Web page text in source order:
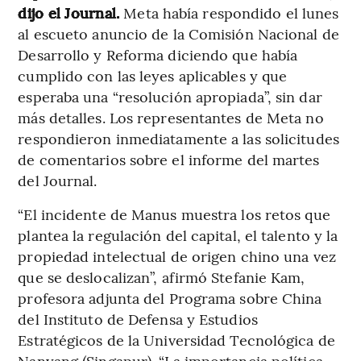
dijo el Journal. Meta había respondido el lunes
al escueto anuncio de la Comisión Nacional de
Desarrollo y Reforma diciendo que había
cumplido con las leyes aplicables y que
esperaba una “resolución apropiada”, sin dar
más detalles. Los representantes de Meta no
respondieron inmediatamente a las solicitudes
de comentarios sobre el informe del martes
del Journal.
“El incidente de Manus muestra los retos que
plantea la regulación del capital, el talento y la
propiedad intelectual de origen chino una vez
que se deslocalizan”, afirmó Stefanie Kam,
profesora adjunta del Programa sobre China
del Instituto de Defensa y Estudios
Estratégicos de la Universidad Tecnológica de